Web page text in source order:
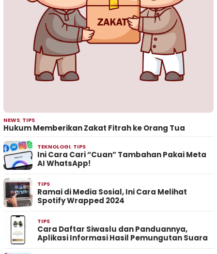
NEWS, TIPS
Hukum Memberikan Zakat Fitrah ke Orang Tua
TEKNOLOGI, TIPS
Ini Cara Cari “Cuan” Tambahan Pakai Meta
AI WhatsApp!
TIPS
Ramai di Media Sosial, Ini Cara Melihat
Spotify Wrapped 2024
TIPS
Cara Daftar Siwaslu dan Panduannya,
Aplikasi Informasi Hasil Pemungutan Suara